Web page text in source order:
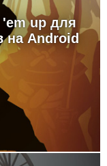
up для
на Android